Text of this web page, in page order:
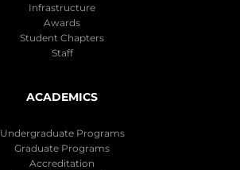
Infrastructure
Awards
Student Chapters
Staff
ACADEMICS
Undergraduate Programs
Graduate Programs
Accreditation